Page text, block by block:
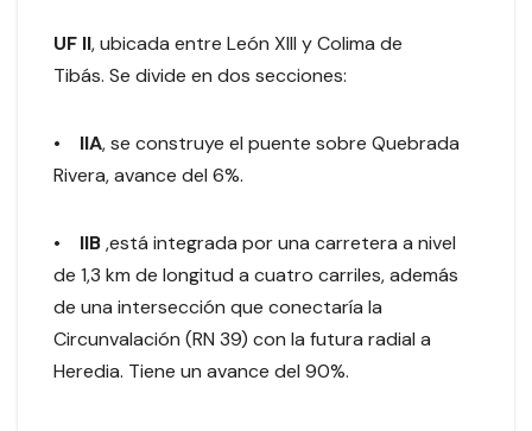
UF II, ubicada entre León XIII y Colima de
Tibás. Se divide en dos secciones:
• IIA, se construye el puente sobre Quebrada
Rivera, avance del 6%.
• IIB,está integrada por una carretera a nivel
de 1,3 km de longitud a cuatro carriles, además
de una intersección que conectaría la
Circunvalación (RN 39) con la futura radial a
Heredia. Tiene un avance del 90%.